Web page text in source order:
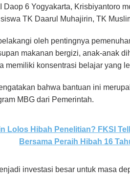
Daop 6 Yogyakarta, Krisbiyantoro
TK Daarul Muhajirin, TK
oleh pentingnya
makanan bergizi, anak-anak
memiliki konsentrasi belajar yang
bahwa bantuan ini
MBG dari Pemerintah.
Lolos Hibah Penelitian? FKSI
Bersama Peraih Hibah 16
investasi besar untuk masa